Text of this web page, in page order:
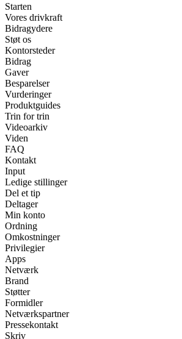
Starten
Vores drivkraft
Bidragydere
Støt os
Kontorsteder
Bidrag
Gaver
Besparelser
Vurderinger
Produktguides
Trin for trin
Videoarkiv
Viden
FAQ
Kontakt
Input
Ledige stillinger
Del et tip
Deltager
Min konto
Ordning
Omkostninger
Privilegier
Apps
Netværk
Brand
Støtter
Formidler
Netværkspartner
Pressekontakt
Skriv